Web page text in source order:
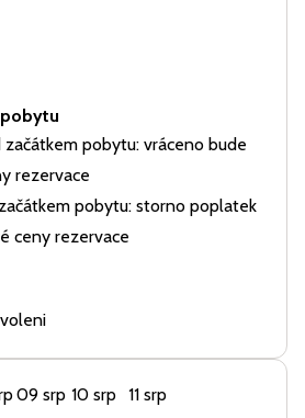
pobytu: vráceno bude
rezervace
pobytu: storno poplatek
ceny rezervace
09 srp 10 srp 11 srp